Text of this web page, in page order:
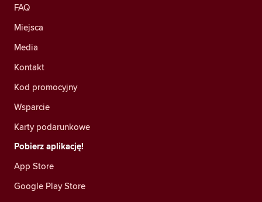
FAQ
Miejsca
Media
Kontakt
Kod promocyjny
Wsparcie
Karty podarunkowe
Pobierz aplikację!
App Store
Google Play Store